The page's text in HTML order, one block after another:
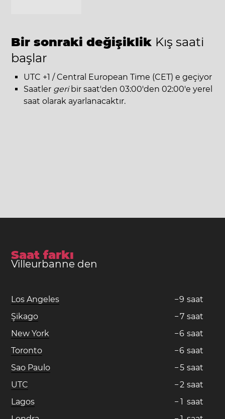
Bir sonraki değişiklik Kış saati
başlar
UTC +1 / Central European Time (CET) e geçiyor
Saatler geribir saat'den 03:00'den 02:00'e yerel
saat olarak ayarlanacaktır.
Saat farkı
Villeurbanne den
Los Angeles −9 saat
Şikago
−7 saat
New York
−6 saat
Toronto
−6 saat
Sao Paulo
−5 saat
UTC
−2 saat
Lagos
− 1 saat